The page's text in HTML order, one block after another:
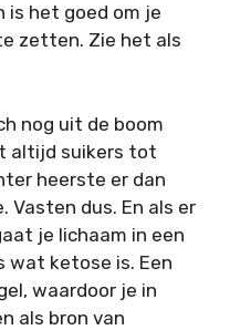
is het goed om je
zetten. Zie het als
nog uit de boom
altijd suikers tot
heerste er dan
Vasten dus. En als er
je lichaam in een
wat ketose is. Een
waardoor je in
als bron van